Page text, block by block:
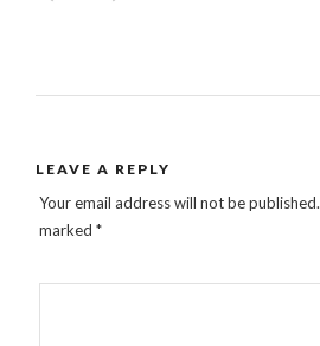
LEAVE A REPLY
Your email address will not be published.
marked *